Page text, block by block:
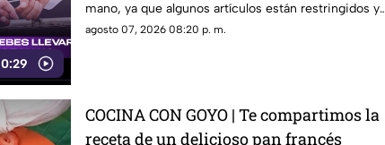
0:29
mano, ya que algunos artículos están restringidos y
pueden ser retirados durante los filtros de
agosto 07, 2026 08:20 p. m.
COCINA CON GOYO | Te compartimos la
receta de un delicioso pan francés